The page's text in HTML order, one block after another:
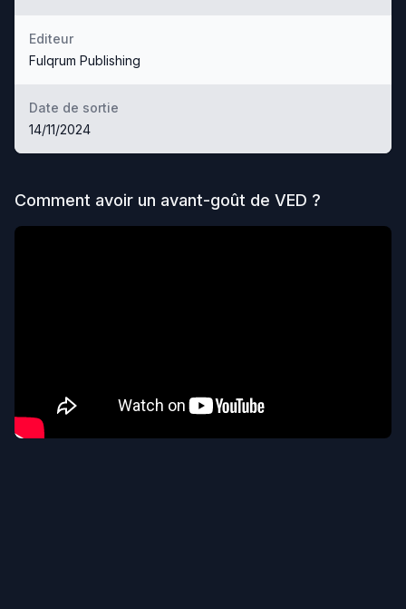
Editeur
Fulqrum Publishing
Date de sortie
14/11/2024
Comment avoir un avant-goût de VED ?